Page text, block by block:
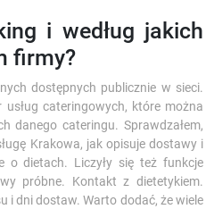
i według jakich
firmy?
dostępnych publicznie w sieci.
cateringowych, które można
danego cateringu. Sprawdzałem,
Krakowa, jak opisuje dostawy i
o dietach. Liczyły się też funkcje
próbne. Kontakt z dietetykiem.
i dni dostaw. Warto dodać, że wiele